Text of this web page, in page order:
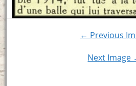
← Previous
Next Image